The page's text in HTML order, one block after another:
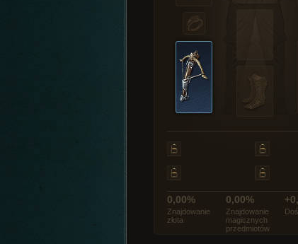
0,00%
Znajdowanie
złota
0,00%
Znajdowanie
magicznych
przedmiotów